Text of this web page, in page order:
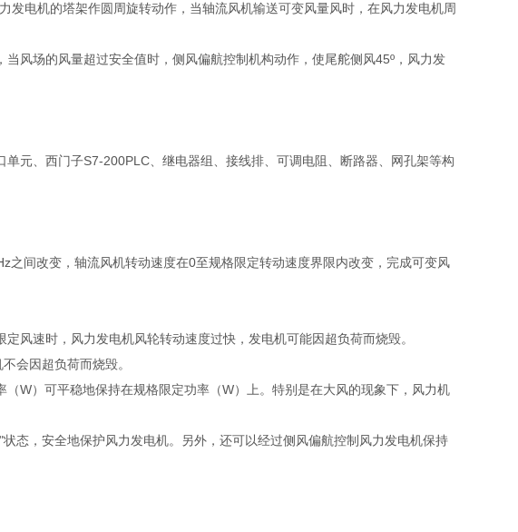
电机的塔架作圆周旋转动作，当轴流风机输送可变风量风时，在风力发电机周
风场的风量超过安全值时，侧风偏航控制机构动作，使尾舵侧风45º，风力发
元、西门子S7-200PLC、继电器组、接线排、可调电阻、断路器、网孔架等构
间改变，轴流风机转动速度在0至规格限定转动速度界限内改变，完成可变风
风速时，风力发电机风轮转动速度过快，发电机可能因超负荷而烧毁。
会因超负荷而烧毁。
W）可平稳地保持在规格限定功率（W）上。特别是在大风的现象下，风力机
态，安全地保护风力发电机。另外，还可以经过侧风偏航控制风力发电机保持